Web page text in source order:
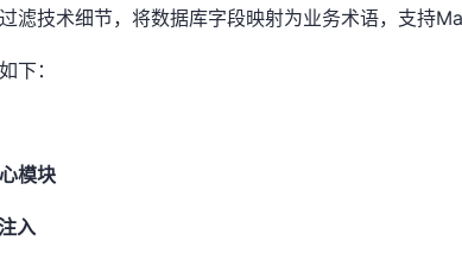
滤技术细节，将数据库字段映射为业务术语，支持
下：
模块
入